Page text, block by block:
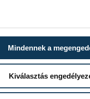
Mindennek a
Kiválasztás